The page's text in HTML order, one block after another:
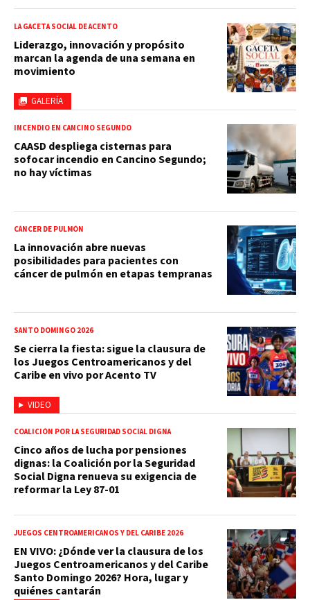
GALERÍA
LA GACETA SOCIAL DE ACENTO
Liderazgo, innovación y propósito
marcan la agenda de una semana en
movimiento
INCENDIO EN CANCINO SEGUNDO
CAASD despliega cisternas para
sofocar incendio en Cancino Segundo;
no hay víctimas
CÁNCER DE PULMÓN
La innovación abre nuevas
posibilidades para pacientes con
cáncer de pulmón en etapas tempranas
VIDEO
SANTO DOMINGO 2026
Se cierra la fiesta: sigue la clausura de
los Juegos Centroamericanos y del
Caribe en vivo por Acento TV
COALICIÓN POR LA SEGURIDAD SOCIAL DIGNA
Cinco años de lucha por pensiones
dignas: la Coalición por la Seguridad
Social Digna renueva su exigencia de
reformar la Ley 87-01
JUEGOS CENTROAMERICANOS Y DEL CARIBE 2026
EN VIVO: ¿Dónde ver la clausura de los
Juegos Centroamericanos y del Caribe
Santo Domingo 2026? Hora, lugar y
quiénes cantarán